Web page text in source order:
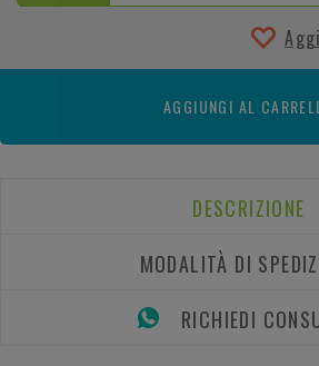
AGGIUNGI AL
DESCRIZIONE
MODALITÀ DI
RICHIEDI